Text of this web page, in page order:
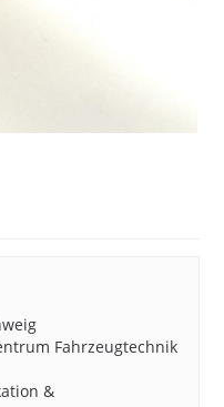
Fahrzeugtechnik
&